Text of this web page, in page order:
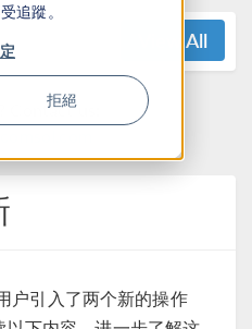
追蹤。
拒絕
View All
Contact us:
户引入了两个新的操作